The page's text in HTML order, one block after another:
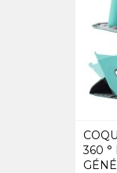
360 °